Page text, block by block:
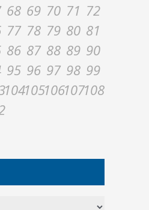
68 69 70 71 72
77 78 79 80 81
86 87 88 89 90
95 96 97 98 99
104105106107108